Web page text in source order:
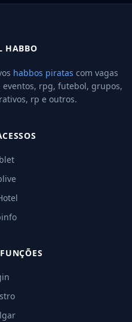
HABBO
habbos piratas com vagas
eventos, rpg, futebol, grupos,
rp e outros.